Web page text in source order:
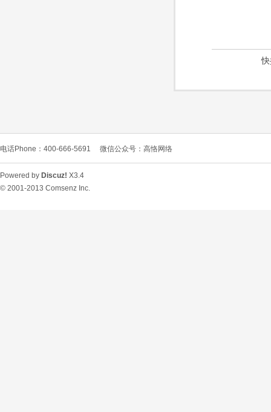
电话Phone：400-666-5691 微信公众号：高恪网络
Powered by Discuz! X3.4
© 2001-2013 Comsenz Inc.